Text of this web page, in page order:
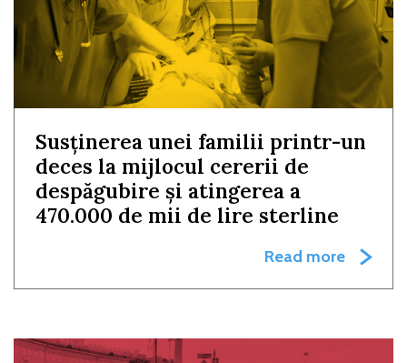
Susținerea unei familii printr-un
deces la mijlocul cererii de
despăgubire și atingerea a
470.000 de mii de lire sterline
Read more